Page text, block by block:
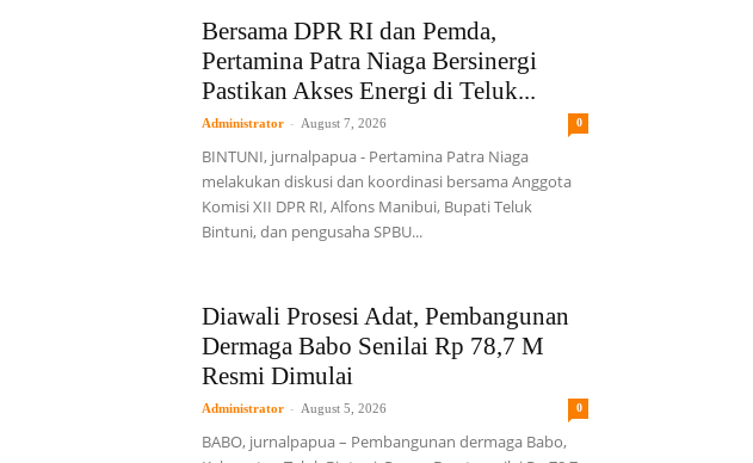
Bersama DPR RI dan Pemda,
Pertamina Patra Niaga Bersinergi
Pastikan Akses Energi di Teluk...
Administrator - August 7, 2026 0
BINTUNI, jurnalpapua - Pertamina Patra Niaga
melakukan diskusi dan koordinasi bersama Anggota
Komisi XII DPR RI, Alfons Manibui, Bupati Teluk
Bintuni, dan pengusaha SPBU...
Diawali Prosesi Adat, Pembangunan
Dermaga Babo Senilai Rp 78,7 M
Resmi Dimulai
Administrator - August 5, 2026 0
BABO, jurnalpapua – Pembangunan dermaga Babo,